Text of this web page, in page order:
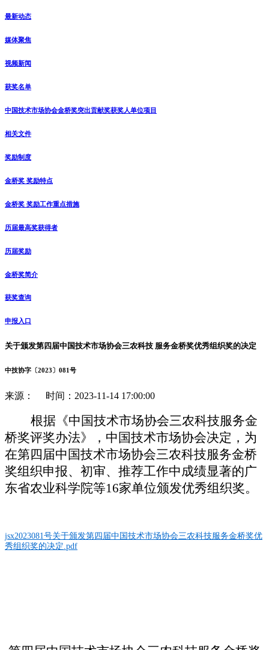
最新动态
媒体聚焦
视频新闻
获奖名单
中国技术市场协会金桥奖突出贡献奖获奖人单位项目
相关文件
奖励制度
金桥奖 奖励特点
金桥奖 奖励工作重点措施
历届最高奖获得者
历届奖励
金桥奖简介
获奖查询
申报入口
关于颁发第四届中国技术市场协会三农科技 服务金桥奖优秀组织奖的决定
中技协字〔2023〕081号
来源： 时间：2023-11-14 17:00:00
根据《中国技术市场协会三农科技服务金
桥奖评奖办法》，中国技术市场协会决定，为
在第四届中国技术市场协会三农科技服务金桥
奖组织申报、初审、推荐工作中成绩显著的广
东省农业科学院等16家单位颁发优秀组织奖。
jsx2023081号关于颁发第四届中国技术市场协会三农科技服务金桥奖优
秀组织奖的决定.pdf